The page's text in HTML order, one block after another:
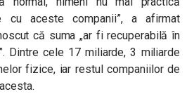
cu aceste companii”, a afirmat
că suma „ar fi recuperabilă în
Dintre cele 17 miliarde, 3 miliarde
fizice, iar restul companiilor de